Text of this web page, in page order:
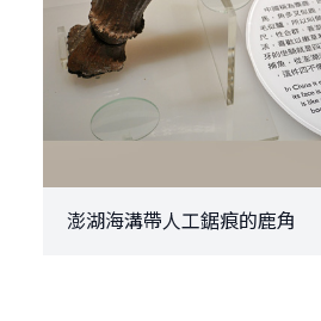
澎湖海溝帶人工鋸痕的鹿角